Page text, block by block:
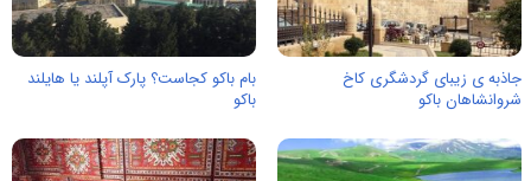
جاذبه ی زیبای گردشگری کاخ
شروانشاهان باکو
بام باکو کجاست؟ پارک آپلند یا هایلند
باکو